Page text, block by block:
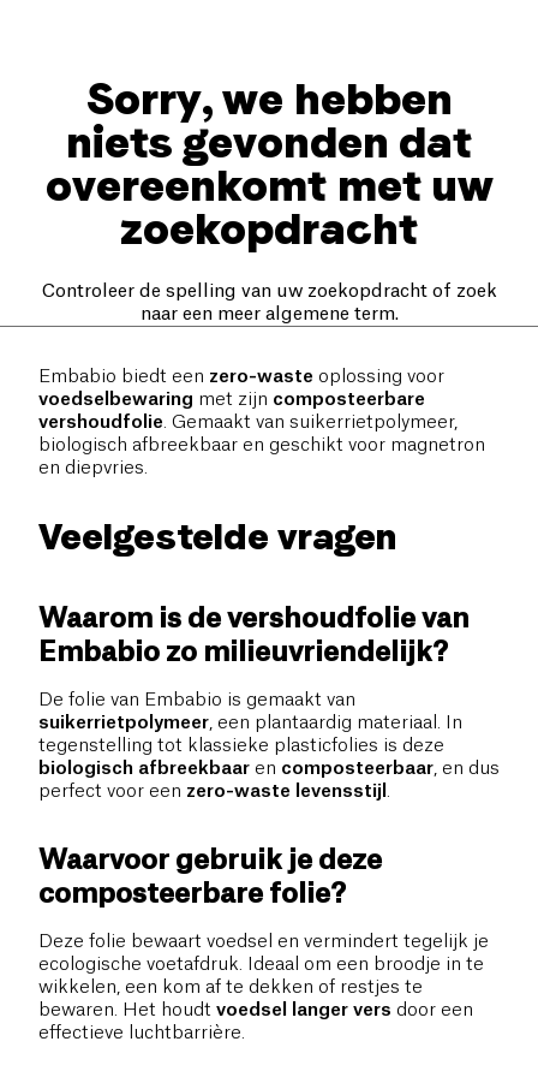
Sorry, we hebben
niets gevonden dat
overeenkomt met uw
zoekopdracht
Controleer de spelling van uw zoekopdracht of zoek
naar een meer algemene term.
Embabio biedt een zero-waste oplossing voor
voedselbewaring met zijn composteerbare
vershoudfolie . Gemaakt van suikerrietpolymeer,
biologisch afbreekbaar en geschikt voor magnetron
en diepvries.
Veelgestelde vragen
Waarom is de vershoudfolie van
Embabio zo milieuvriendelijk?
De folie van Embabio is gemaakt van
suikerrietpolymeer , een plantaardig materiaal. In
tegenstelling tot klassieke plasticfolies is deze
biologisch afbreekbaar en composteerbaar , en dus
perfect voor een zero-waste levensstijl
Waarvoor gebruik je deze
composteerbare folie?
Deze folie bewaart voedsel en vermindert tegelijk je
ecologische voetafdruk. Ideaal om een broodje in te
wikkelen, een kom af te dekken of restjes te
bewaren. Het houdt voedsel langer vers door een
effectieve luchtbarrière.